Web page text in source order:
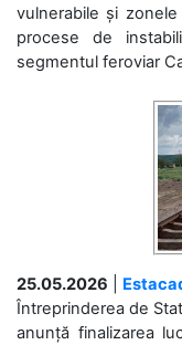
vulnerabile și
procese de
segmentul feroviar
25.05.2026
Întreprinderea de
anunță finalizarea